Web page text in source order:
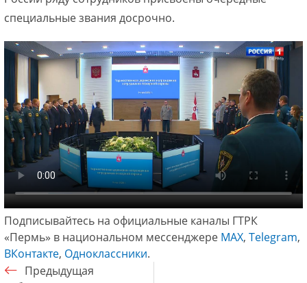
специальные звания досрочно.
Подписывайтесь на официальные каналы ГТРК
«Пермь» в национальном мессенджере МАХ, Telegram,
ВКонтакте, Одноклассники.
Предыдущая